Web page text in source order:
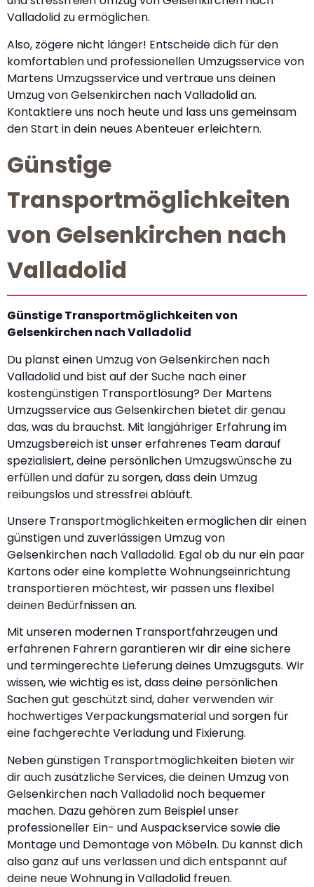
Valladolid zu ermöglichen.
Also, zögere nicht länger! Entscheide dich für den
komfortablen und professionellen Umzugsservice von
Martens Umzugsservice und vertraue uns deinen
Umzug von Gelsenkirchen nach Valladolid an.
Kontaktiere uns noch heute und lass uns gemeinsam
den Start in dein neues Abenteuer erleichtern.
Günstige
Transportmöglichkeiten
von Gelsenkirchen nach
Valladolid
Günstige Transportmöglichkeiten von
Gelsenkirchen nach Valladolid
Du planst einen Umzug von Gelsenkirchen nach
Valladolid und bist auf der Suche nach einer
kostengünstigen Transportlösung? Der Martens
Umzugsservice aus Gelsenkirchen bietet dir genau
das, was du brauchst. Mit langjähriger Erfahrung im
Umzugsbereich ist unser erfahrenes Team darauf
spezialisiert, deine persönlichen Umzugswünsche zu
erfüllen und dafür zu sorgen, dass dein Umzug
reibungslos und stressfrei abläuft.
Unsere Transportmöglichkeiten ermöglichen dir einen
günstigen und zuverlässigen Umzug von
Gelsenkirchen nach Valladolid. Egal ob du nur ein paar
Kartons oder eine komplette Wohnungseinrichtung
transportieren möchtest, wir passen uns flexibel
deinen Bedürfnissen an.
Mit unseren modernen Transportfahrzeugen und
erfahrenen Fahrern garantieren wir dir eine sichere
und termingerechte Lieferung deines Umzugsguts. Wir
wissen, wie wichtig es ist, dass deine persönlichen
Sachen gut geschützt sind, daher verwenden wir
hochwertiges Verpackungsmaterial und sorgen für
eine fachgerechte Verladung und Fixierung.
Neben günstigen Transportmöglichkeiten bieten wir
dir auch zusätzliche Services, die deinen Umzug von
Gelsenkirchen nach Valladolid noch bequemer
machen. Dazu gehören zum Beispiel unser
professioneller Ein- und Auspackservice sowie die
Montage und Demontage von Möbeln. Du kannst dich
also ganz auf uns verlassen und dich entspannt auf
deine neue Wohnung in Valladolid freuen.